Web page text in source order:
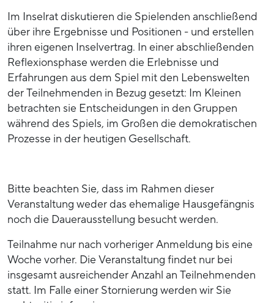
Im Inselrat diskutieren die Spielenden anschließend
über ihre Ergebnisse und Positionen - und erstellen
ihren eigenen Inselvertrag. In einer abschließenden
Reflexionsphase werden die Erlebnisse und
Erfahrungen aus dem Spiel mit den Lebenswelten
der Teilnehmenden in Bezug gesetzt: Im Kleinen
betrachten sie Entscheidungen in den Gruppen
während des Spiels, im Großen die demokratischen
Prozesse in der heutigen Gesellschaft.
Bitte beachten Sie, dass im Rahmen dieser
Veranstaltung weder das ehemalige Hausgefängnis
noch die Dauerausstellung besucht werden.
Teilnahme nur nach vorheriger Anmeldung bis eine
Woche vorher. Die Veranstaltung findet nur bei
insgesamt ausreichender Anzahl an Teilnehmenden
statt. Im Falle einer Stornierung werden wir Sie